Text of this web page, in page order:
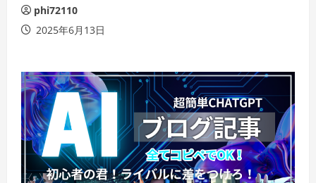
phi72110
2025年6月13日